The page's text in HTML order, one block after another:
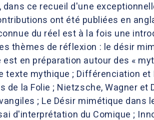
dans ce recueil d'une
ont été publiées en
du réel est à la fois une
thèmes de réflexion : le désir
est en préparation autour des «
texte mythique ; Différenciation
de la Folie ; Nietzsche, Wagner
; Le Désir mimétique dans
d'interprétation du Comique ;